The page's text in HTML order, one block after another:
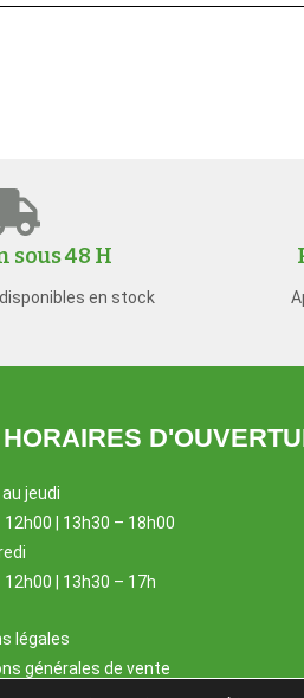
sous 48 H
en stock
au jeudi
| 13h30 – 18h00
| 13h30 – 17h
légales
générales de vente